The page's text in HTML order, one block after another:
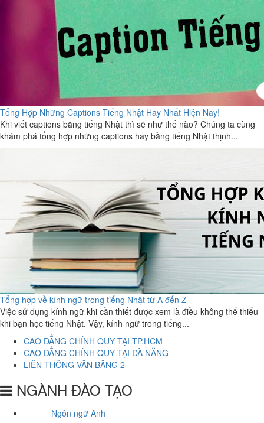
Tổng Hợp Những Captions Tiếng Nhật Hay Nhất Hiện Nay!
Khi viết captions bằng tiếng Nhật thì sẽ như thế nào? Chúng ta cùng
khám phá tổng hợp những captions hay bằng tiếng Nhật thịnh...
Tổng hợp về kính ngữ trong tiếng Nhật từ A đến Z
Việc sử dụng kính ngữ khi cần thiết được xem là điều không thể thiếu
khi bạn học tiếng Nhật. Vậy, kính ngữ trong tiếng...
CAO ĐẲNG CHÍNH QUY TẠI TP.HCM
CAO ĐẲNG CHÍNH QUY TẠI ĐÀ NẴNG
LIÊN THÔNG VĂN BẰNG 2
NGÀNH ĐÀO TẠO
Ngôn ngữ Anh